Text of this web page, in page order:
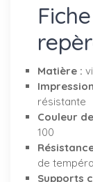
Matière :
résistante
Couleur
100
de
Supports